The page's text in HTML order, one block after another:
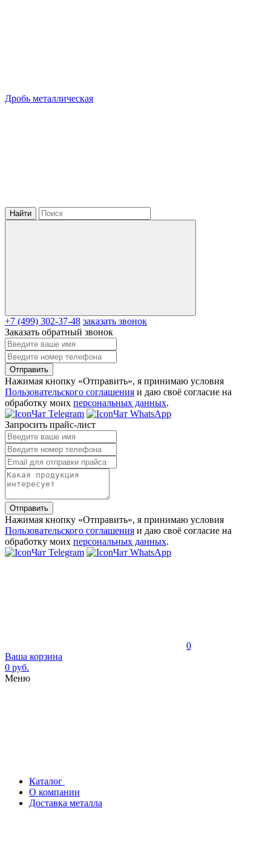
Дробь металлическая
Найти
+7 (499) 302-37-48 заказать звонок
Заказать обратный звонок
Отправить
Нажимая кнопку «Отправить», я принимаю условия
Пользовательского соглашения и даю своё согласие на
обработку моих персональных данных.
Чат Telegram
Чат WhatsApp
Запросить прайс-лист
Отправить
Нажимая кнопку «Отправить», я принимаю условия
Пользовательского соглашения и даю своё согласие на
обработку моих персональных данных.
Чат Telegram
Чат WhatsApp
0
Ваша корзина
0 руб.
Меню
Каталог
О компании
Доставка металла